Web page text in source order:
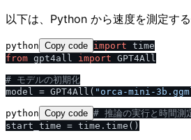
以下は、Python から速度を測定する
python Copy code import
from gpt4all import GPT4All
# モデルの初期化
model = GPT4All( "orca-mini-
python Copy code # 推論の実行と時間測
start_time = time.time()